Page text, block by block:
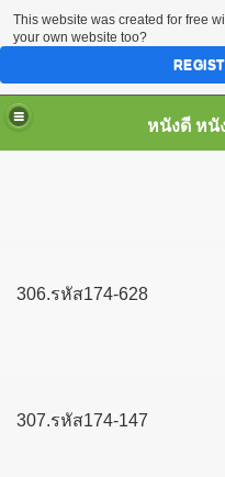
306.รหัส174-628
307.รหัส174-147
This website was created for free
your own website too?